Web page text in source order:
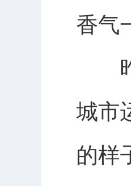
香气
昨
城市
的样